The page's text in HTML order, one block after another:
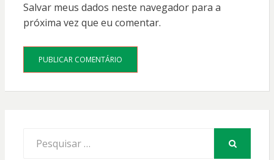
Salvar meus dados neste navegador para a
próxima vez que eu comentar.
por: